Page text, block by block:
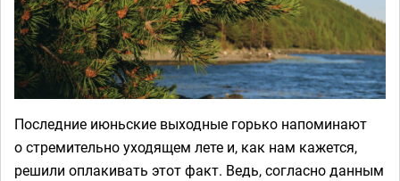
Последние июньские выходные горько напоминают
о стремительно уходящем лете и, как нам кажется,
решили оплакивать этот факт. Ведь, согласно данным